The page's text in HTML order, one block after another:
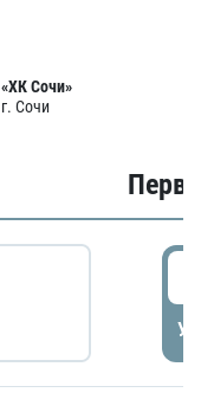
«ХК Сочи»
г. Сочи